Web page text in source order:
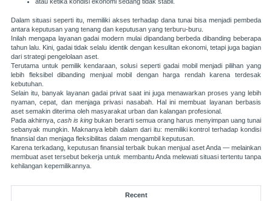
Dalam situasi seperti itu, memiliki akses terhadap dana tunai bisa menjadi pembeda
antara keputusan yang tenang dan keputusan yang terburu-buru.
Inilah mengapa layanan gadai modern mulai dipandang berbeda dibanding beberapa
tahun lalu. Kini, gadai tidak selalu identik dengan kesulitan ekonomi, tetapi juga bagian
dari strategi pengelolaan aset.
Terutama untuk pemilik kendaraan, solusi seperti gadai mobil menjadi pilihan yang
lebih fleksibel dibanding menjual mobil dengan harga rendah karena terdesak
kebutuhan.
Selain itu, banyak layanan gadai privat saat ini juga menawarkan proses yang lebih
nyaman, cepat, dan menjaga privasi nasabah. Hal ini membuat layanan berbasis
aset semakin diterima oleh masyarakat urban dan kalangan profesional.
Pada akhirnya,cash is king bukan berarti semua orang harus menyimpan uang tunai
sebanyak mungkin. Maknanya lebih dalam dari itu: memiliki kontrol terhadap kondisi
finansial dan menjaga fleksibilitas dalam mengambil keputusan.
Karena terkadang, keputusan finansial terbaik bukan menjual aset Anda — melainkan
membuat aset tersebut bekerja untuk membantu Anda melewati situasi tertentu tanpa
kehilangan kepemilikannya.
Recent